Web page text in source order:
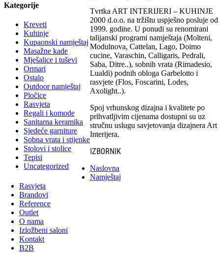
Kategorije
Kreveti
Kuhinje
Kupaonski namještaj
Masažne kade
Mješalice i tuševi
Ormari
Ostalo
Outdoor namještaj
Pločice
Rasvjeta
Regali i komode
Sanitarna keramika
Sjedeće garniture
Sobna vrata i stijenke
Stolovi i stolice
Tepisi
Uncategorized
Tvrtka ART INTERIJERI – KUHINJE
2000 d.o.o. na tržištu uspješno posluje od
1999. godine. U ponudi su renomirani
talijanski programi namještaja (Molteni,
Modulnova, Cattelan, Lago, Doimo
cucine, Varaschin, Calligaris, Pedrali,
Saba, Ditre..), sobnih vrata (Rimadesio,
Lualdi) podnih obloga Garbelotto i
rasvjete (Flos, Foscarini, Lodes,
Axolight..).
Spoj vrhunskog dizajna i kvalitete po
prihvatljivim cijenama dostupni su uz
stručnu uslugu savjetovanja dizajnera Art
Interijera.
IZBORNIK
Naslovna
Namještaj
Rasvjeta
Brandovi
Reference
Outlet
O nama
Izložbeni saloni
Kontakt
B2B